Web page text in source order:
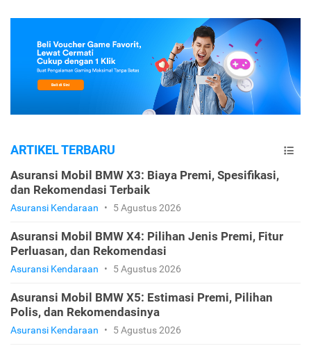
ARTIKEL TERBARU
Asuransi Mobil BMW X3: Biaya Premi, Spesifikasi,
dan Rekomendasi Terbaik
Asuransi Kendaraan • 5 Agustus 2026
Asuransi Mobil BMW X4: Pilihan Jenis Premi, Fitur
Perluasan, dan Rekomendasi
Asuransi Kendaraan • 5 Agustus 2026
Asuransi Mobil BMW X5: Estimasi Premi, Pilihan
Polis, dan Rekomendasinya
Asuransi Kendaraan • 5 Agustus 2026